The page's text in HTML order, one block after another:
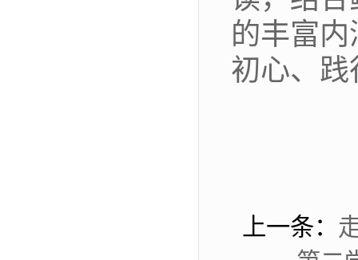
的丰富
初心、
上一条：